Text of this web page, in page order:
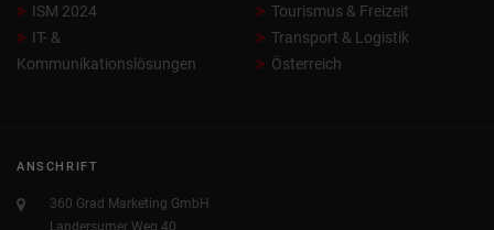
ISM 2024
IT- &
Kommunikationslösungen
Tourismus & Freizeit
Transport & Logistik
Österreich
ANSCHRIFT
360 Grad Marketing GmbH
Landersumer Weg 40